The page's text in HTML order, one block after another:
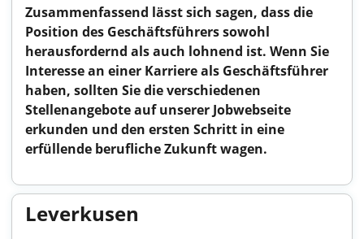
Zusammenfassend lässt sich sagen, dass die
Position des Geschäftsführers sowohl
herausfordernd als auch lohnend ist. Wenn Sie
Interesse an einer Karriere als Geschäftsführer
haben, sollten Sie die verschiedenen
Stellenangebote auf unserer Jobwebseite
erkunden und den ersten Schritt in eine
erfüllende berufliche Zukunft wagen.
Leverkusen